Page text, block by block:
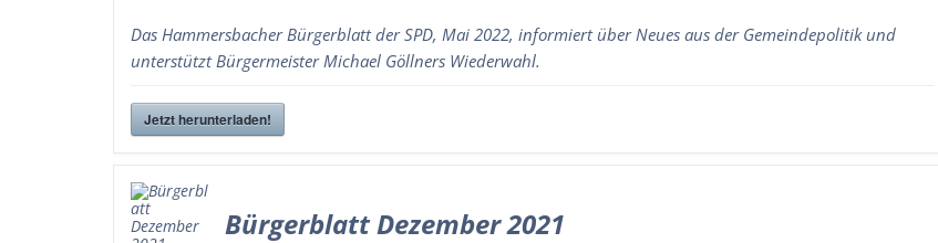
Das Hammersbacher Bürgerblatt der SPD, Mai 2022, informiert über Neues aus der Gemeindepolitik und
unterstützt Bürgermeister Michael Göllners Wiederwahl.
Jetzt herunterladen!
Bürgerblatt Dezember 2021